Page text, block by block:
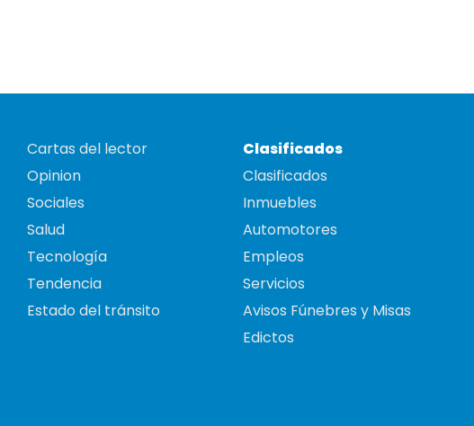
Cartas del lector
Opinion
Sociales
Salud
Tecnología
Tendencia
Estado del tránsito
Clasificados
Clasificados
Inmuebles
Automotores
Empleos
Servicios
Avisos Fúnebres y Misas
Edictos